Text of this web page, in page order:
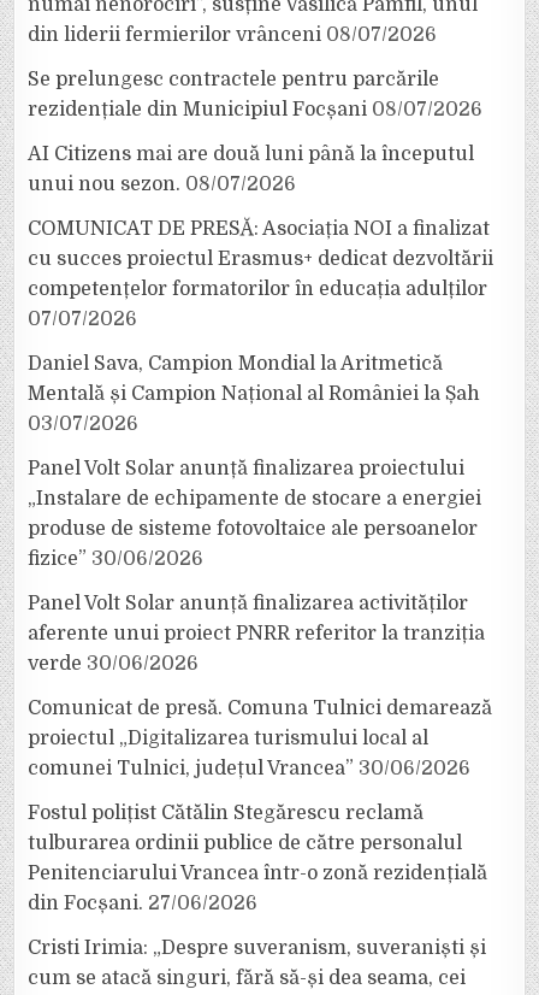
numai nenorociri”, susține Vasilică Pamfil, unul
din liderii fermierilor vrânceni 08/07/2026
Se prelungesc contractele pentru parcările
rezidențiale din Municipiul Focșani 08/07/2026
AI Citizens mai are două luni până la începutul
unui nou sezon. 08/07/2026
COMUNICAT DE PRESĂ: Asociația NOI a finalizat
cu succes proiectul Erasmus+ dedicat dezvoltării
competențelor formatorilor în educația adulților
07/07/2026
Daniel Sava, Campion Mondial la Aritmetică
Mentală și Campion Național al României la Șah
03/07/2026
Panel Volt Solar anunță finalizarea proiectului
„Instalare de echipamente de stocare a energiei
produse de sisteme fotovoltaice ale persoanelor
fizice” 30/06/2026
Panel Volt Solar anunță finalizarea activităților
aferente unui proiect PNRR referitor la tranziția
verde 30/06/2026
Comunicat de presă. Comuna Tulnici demarează
proiectul „Digitalizarea turismului local al
comunei Tulnici, județul Vrancea” 30/06/2026
Fostul polițist Cătălin Stegărescu reclamă
tulburarea ordinii publice de către personalul
Penitenciarului Vrancea într-o zonă rezidențială
din Focșani. 27/06/2026
Cristi Irimia: „Despre suveranism, suveraniști și
cum se atacă singuri, fără să-și dea seama, cei